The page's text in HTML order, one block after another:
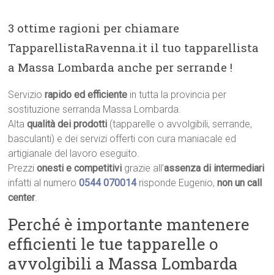
3 ottime ragioni per chiamare
TapparellistaRavenna.it il tuo tapparellista
a Massa Lombarda anche per serrande !
Serviziorapido ed efficiente in tutta la provincia per
sostituzione serranda Massa Lombarda.
Altaqualità dei prodotti (tapparelle o avvolgibili, serrande,
basculanti) e dei servizi offerti con cura maniacale ed
artigianale del lavoro eseguito.
Prezzionesti e competitivi grazie all’assenza di intermediari
infatti al numero0544 070014 risponde Eugenio,non un call
center.
Perché è importante mantenere
efficienti le tue tapparelle o
avvolgibili a Massa Lombarda